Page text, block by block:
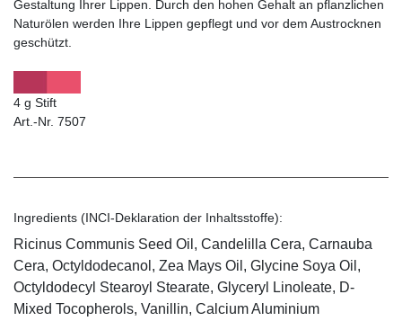
Gestaltung Ihrer Lippen. Durch den hohen Gehalt an pflanzlichen
Naturölen werden Ihre Lippen gepflegt und vor dem Austrocknen
geschützt.
4 g Stift
Art.-Nr. 7507
Ingredients (INCI-Deklaration der Inhaltsstoffe):
Ricinus Communis Seed Oil, Candelilla Cera, Carnauba
Cera, Octyldodecanol, Zea Mays Oil, Glycine Soya Oil,
Octyldodecyl Stearoyl Stearate, Glyceryl Linoleate, D-
Mixed Tocopherols, Vanillin, Calcium Aluminium